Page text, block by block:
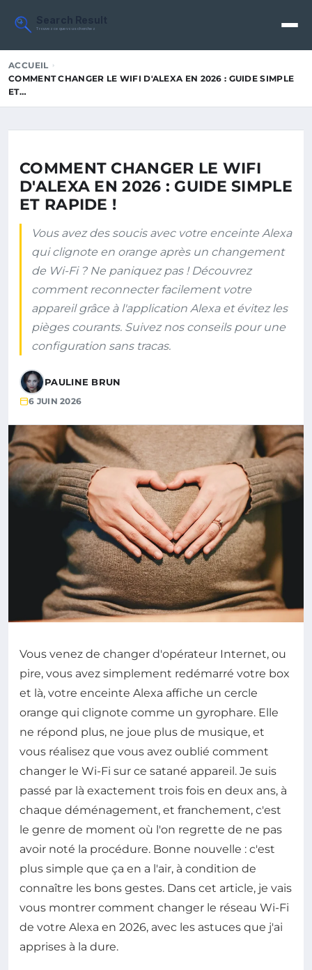
Search Result
Trouvez ce que vous cherchez
ACCUEIL
COMMENT CHANGER LE WIFI D'ALEXA EN 2026 : GUIDE SIMPLE
ET…
COMMENT CHANGER LE WIFI
D'ALEXA EN 2026 : GUIDE SIMPLE
ET RAPIDE !
Vous avez des soucis avec votre enceinte Alexa
qui clignote en orange après un changement
de Wi-Fi ? Ne paniquez pas ! Découvrez
comment reconnecter facilement votre
appareil grâce à l'application Alexa et évitez les
pièges courants. Suivez nos conseils pour une
configuration sans tracas.
PAULINE BRUN
6 JUIN 2026
Vous venez de changer d'opérateur Internet, ou
pire, vous avez simplement redémarré votre box
et là, votre enceinte Alexa affiche un cercle
orange qui clignote comme un gyrophare. Elle
ne répond plus, ne joue plus de musique, et
vous réalisez que vous avez oublié comment
changer le Wi-Fi sur ce satané appareil. Je suis
passé par là exactement trois fois en deux ans, à
chaque déménagement, et franchement, c'est
le genre de moment où l'on regrette de ne pas
avoir noté la procédure. Bonne nouvelle : c'est
plus simple que ça en a l'air, à condition de
connaître les bons gestes. Dans cet article, je vais
vous montrer comment changer le réseau Wi-Fi
de votre Alexa en 2026, avec les astuces que j'ai
apprises à la dure.